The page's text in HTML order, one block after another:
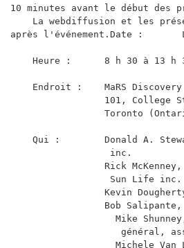
10 minutes avant le début des
La webdiffusion et les
après l'événement.Date :
Heure :      8 h 30 à 13 h
Endroit :    MaRS
101, College
Toronto
Qui :        Donald A.
                  inc.
Rick
                  Sun Life inc.
Kevin
Bob
Mike
général,
Michele Van